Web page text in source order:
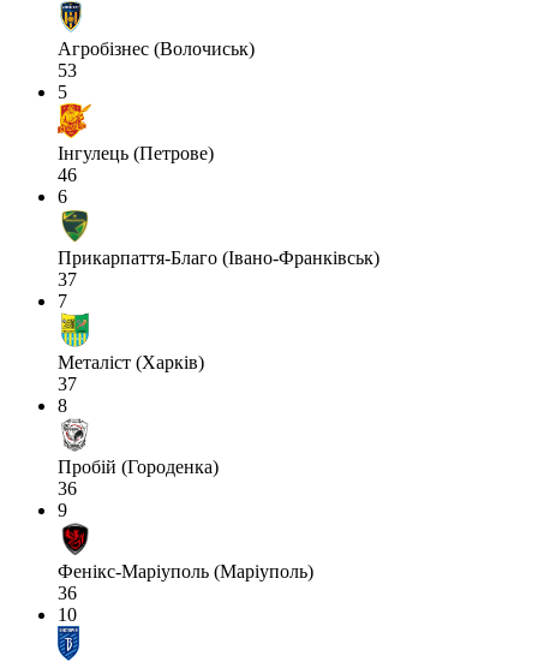
Агробізнес (Волочиськ)
53
5
Інгулець (Петрове)
46
6
Прикарпаття-Благо (Івано-Франківськ)
37
7
Металіст (Харків)
37
8
Пробій (Городенка)
36
9
Фенікс-Маріуполь (Маріуполь)
36
10